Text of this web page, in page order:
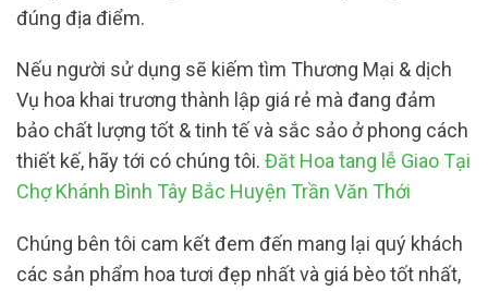
đúng địa điểm.
Nếu người sử dụng sẽ kiếm tìm Thương Mại & dịch
Vụ hoa khai trương thành lập giá rẻ mà đang đảm
bảo chất lượng tốt & tinh tế và sắc sảo ở phong cách
thiết kế, hãy tới có chúng tôi. Đăt Hoa tang lễ Giao Tại
Chợ Khánh Bình Tây Bắc Huyện Trần Văn Thới
Chúng bên tôi cam kết đem đến mang lại quý khách
các sản phẩm hoa tươi đẹp nhất và giá bèo tốt nhất,